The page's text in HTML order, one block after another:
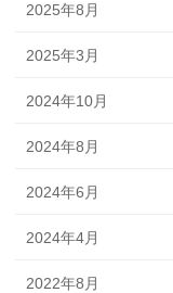
2025年8月
2025年3月
2024年10月
2024年8月
2024年6月
2024年4月
2022年8月